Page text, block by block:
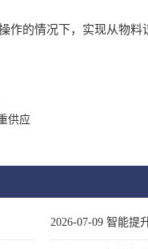
的情况下，实现从物料
供应
2026-07-09 智能提